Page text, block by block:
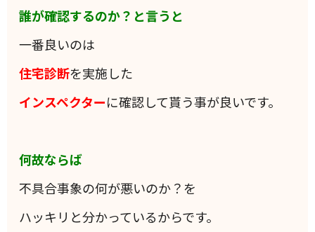
誰が確認するのか？と言うと
一番良いのは
住宅診断を実施した
インスペクターに確認して貰う事が良いです。
何故ならば
不具合事象の何が悪いのか？を
ハッキリと分かっているからです。